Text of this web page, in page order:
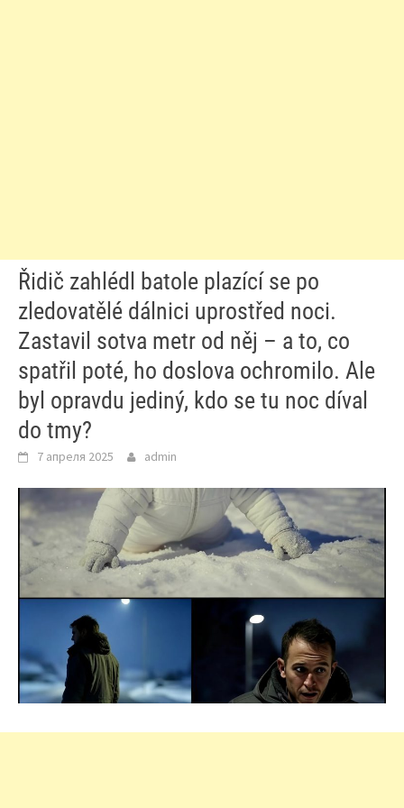
Řidič zahlédl batole plazící se po
zledovatělé dálnici uprostřed noci.
Zastavil sotva metr od něj – a to, co
spatřil poté, ho doslova ochromilo. Ale
byl opravdu jediný, kdo se tu noc díval
do tmy?
7 апреля 2025 admin